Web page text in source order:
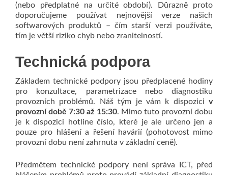
(nebo předplatné na určité období). Důrazně proto
doporučujeme používat nejnovější verze našich
softwarových produktů – čím starší verzi používáte,
tím je větší riziko chyb nebo zranitelností.
Technická podpora
Základem technické podpory jsou předplacené hodiny
pro konzultace, parametrizace nebo diagnostiku
provozních problémů. Náš tým je vám k dispozici v
provozní době 7:30 až 15:30. Mimo tuto provozní dobu
je k dispozici hotline číslo, které je ale určeno jen a
pouze pro hlášení a řešení havárií (pohotovost mimo
provozní dobu není zahrnuta v základní ceně).
Předmětem technické podpory není správa ICT, před